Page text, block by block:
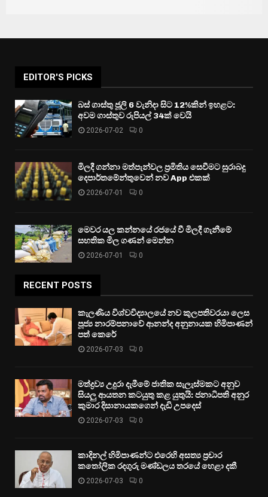
EDITOR'S PICKS
බස් ගාස්තු ජූලි 6 වැනිදා සිට 12%කින් ඉහළට:
අවම ගාස්තුව රුපියල් 34ක් වෙයි
2026-07-02 0
මිලදී ගන්නා මත්පැන්වල ප්‍රමිතිය සෙවීමට සුරාබදු
දෙපාර්තමේන්තුවෙන් නව App එකක්
2026-07-01 0
මෙවර යල කන්නයේ රජයේ වී මිලදී ගැනීමේ
සහතික මිල ගණන් මෙන්න
2026-07-01 0
RECENT POSTS
කැලණිය විශ්වවිද්‍යාලයේ නව කුලපතිවරයා ලෙස
පූජ්‍ය නාරම්පනාවේ ආනන්ද අනුනායක හිමිපාණන්
පත් කෙරේ
2026-07-03 0
මත්ද්‍රව්‍ය උදුරා දැමීමේ ජාතික සැලැස්මකට අනුව
සියලු ආයතන කටයුතු කළ යුතුයි: ජනාධිපති අනුර
කුමාර දිසානායකගෙන් දැඩි උපදෙස්
2026-07-03 0
කාදිනල් හිමිපාණන්ට එරෙහි අසත්‍ය ප්‍රචාර
කතෝලික රදගුරු මණ්ඩලය තරයේ හෙළා දකී
2026-07-03 0